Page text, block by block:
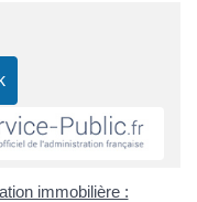
immobilière :